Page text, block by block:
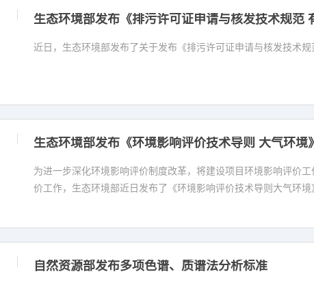
生态环境部发布《排污许可证申请与核发技术规
近日，生态环境部发布了关于发布《排污许可证申请与核发技术
生态环境部发布《环境影响评价技术导则 大气环境》
为进一步深化环境影响评价制度改革，将建设项目环境影响评价
价工作，生态环境部近日发布了《环境影响评价技术导则大气环
自然资源部发布多项色谱、质谱法分析标准